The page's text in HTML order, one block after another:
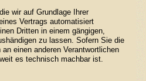
wir auf Grundlage Ihrer
Vertrags automatisiert
Dritten in einem gängigen,
zu lassen. Sofern Sie die
einen anderen Verantwortlichen
es technisch machbar ist.